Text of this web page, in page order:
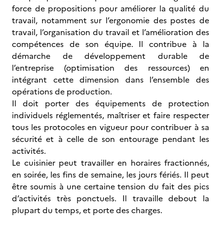
force de propositions pour améliorer la qualité du
travail, notamment sur l’ergonomie des postes de
travail, l’organisation du travail et l’amélioration des
compétences de son équipe. Il contribue à la
démarche de développement durable de
l’entreprise (optimisation des ressources) en
intégrant cette dimension dans l’ensemble des
opérations de production.
Il doit porter des équipements de protection
individuels réglementés, maîtriser et faire respecter
tous les protocoles en vigueur pour contribuer à sa
sécurité et à celle de son entourage pendant les
activités.
Le cuisinier peut travailler en horaires fractionnés,
en soirée, les fins de semaine, les jours fériés. Il peut
être soumis à une certaine tension du fait des pics
d’activités très ponctuels. Il travaille debout la
plupart du temps, et porte des charges.